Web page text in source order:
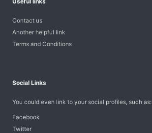
Contact us
Another helpful link
Terms and Conditions
Social Links
You could even link to your social profiles, such as:
Facebook
Twitter